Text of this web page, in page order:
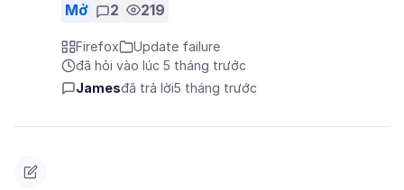
Mở 2 219
Firefox
Update failure
đã hỏi vào lúc 5 tháng trước
Jamesđã trả lời5 tháng trước